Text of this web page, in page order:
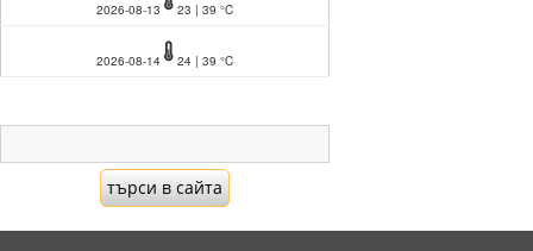
2026-08-13 23 | 39 °C
2026-08-14 24 | 39 °C